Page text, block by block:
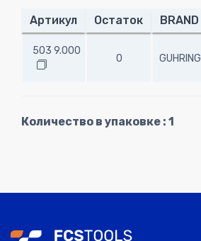
Артикул Остаток BRAND
503 9.000
0 GUHRING
Количество в упаковке : 1